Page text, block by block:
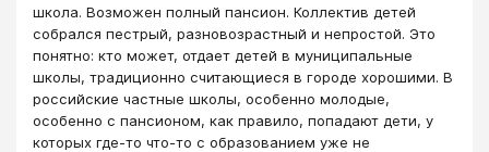
школа. Возможен полный пансион. Коллектив детей
собрался пестрый, разновозрастный и непростой. Это
понятно: кто может, отдает детей в муниципальные
школы, традиционно считающиеся в городе хорошими. В
российские частные школы, особенно молодые,
особенно с пансионом, как правило, попадают дети, у
которых где-то что-то с образованием уже не